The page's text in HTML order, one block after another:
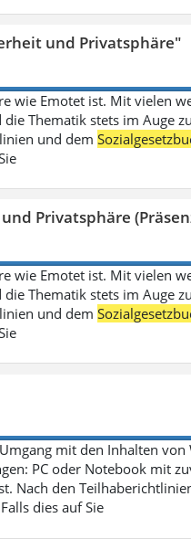
und Privatsphäre"
wie Emotet ist. Mit vielen
die Thematik stets im
und dem
Privatsphäre
wie Emotet ist. Mit vielen
die Thematik stets im
und dem
mit den Inhalten
PC oder Notebook mit
Nach den
dies auf Sie